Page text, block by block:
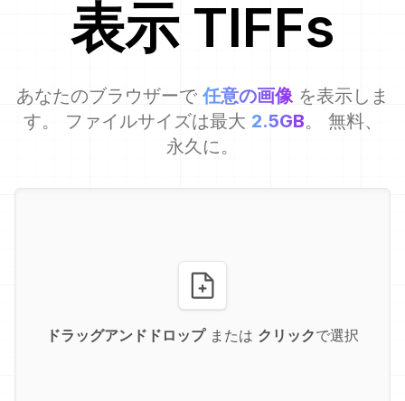
表示 TIFFs
あなたのブラウザーで 任意の画像 を表示しま
す。 ファイルサイズは最大 2.5GB。 無料、
永久に。
ドラッグアンドドロップ または クリックで選択